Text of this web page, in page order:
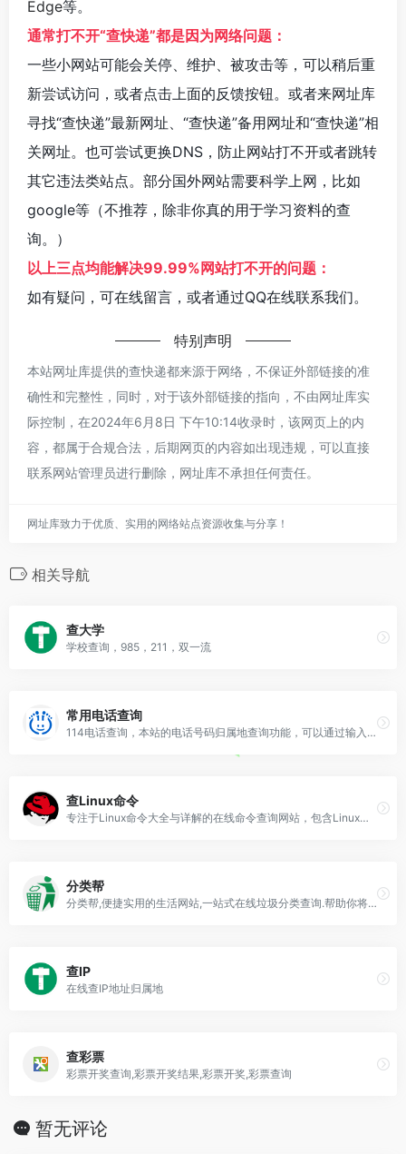
Edge等。
通常打不开“查快递”都是因为网络问题：
一些小网站可能会关停、维护、被攻击等，可以稍后重
新尝试访问，或者点击上面的反馈按钮。或者来网址库
寻找“查快递”最新网址、“查快递”备用网址和“查快递”相
关网址。也可尝试更换DNS，防止网站打不开或者跳转
其它违法类站点。部分国外网站需要科学上网，比如
google等（不推荐，除非你真的用于学习资料的查
询。）
以上三点均能解决99.99%网站打不开的问题：
如有疑问，可在线留言，或者通过QQ在线联系我们。
特别声明
本站网址库提供的查快递都来源于网络，不保证外部链接的准
确性和完整性，同时，对于该外部链接的指向，不由网址库实
际控制，在2024年6月8日 下午10:14收录时，该网页上的内
容，都属于合规合法，后期网页的内容如出现违规，可以直接
联系网站管理员进行删除，网址库不承担任何责任。
网址库致力于优质、实用的网络站点资源收集与分享！
相关导航
查大学
学校查询，985，211，双一流
常用电话查询
114电话查询，本站的电话号码归属地查询功能，可以通过输入固定座机电话号码，查询到该号码所在的地理位置，最精确可以到村镇；还可查询中国移动、联通和电信的所有手机号段的归属地。
查Linux命令
专注于Linux命令大全与详解的在线命令查询网站，包含Linux命令手册、Linux命令详解、Linux命令学习与shell脚本编程大全等优质学习资料，准确，丰富，稳定，在技术之路上为您护航！
分类帮
分类帮,便捷实用的生活网站,一站式在线垃圾分类查询.帮助你将生活垃圾分类到正确到分类箱,解决你因垃圾分类产生的烦恼.当您不知道您当前丢的垃圾是属于什么分类时,上分类帮一查便知.
查IP
在线查IP地址归属地
查彩票
彩票开奖查询,彩票开奖结果,彩票开奖,彩票查询
暂无评论